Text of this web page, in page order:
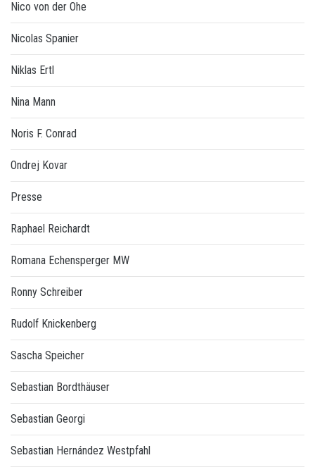
Nico von der Ohe
Nicolas Spanier
Niklas Ertl
Nina Mann
Noris F. Conrad
Ondrej Kovar
Presse
Raphael Reichardt
Romana Echensperger MW
Ronny Schreiber
Rudolf Knickenberg
Sascha Speicher
Sebastian Bordthäuser
Sebastian Georgi
Sebastian Hernández Westpfahl